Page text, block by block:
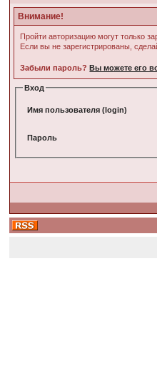
Внимание!
Пройти авторизацию могут только
Если вы не зарегистрированы,
Забыли пароль?Вы можете его
Вход
Имя пользователя (login)
Пароль